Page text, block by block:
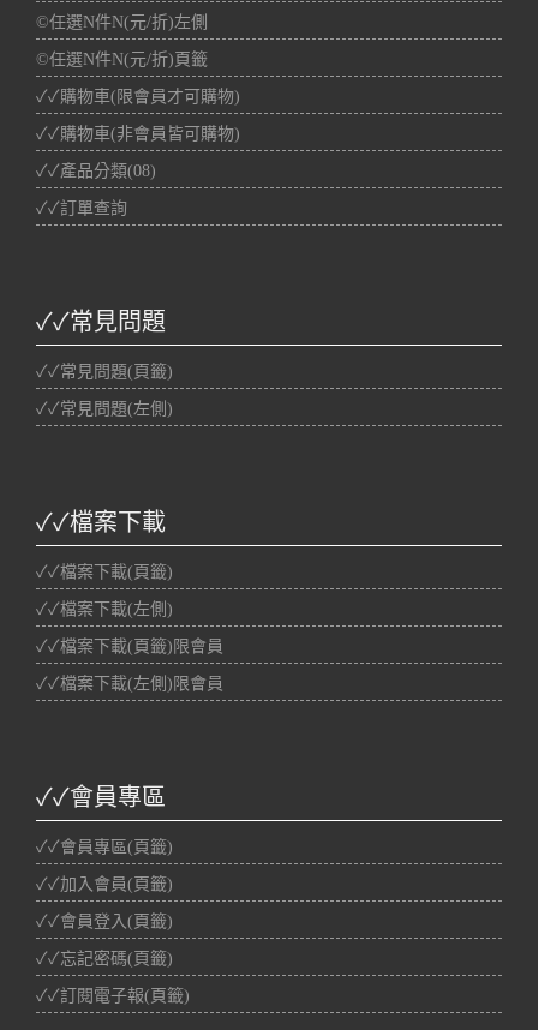
©任選N件N(元/折)左側
©任選N件N(元/折)頁籤
✓✓購物車(限會員才可購物)
✓✓購物車(非會員皆可購物)
✓✓產品分類(08)
✓✓訂單查詢
✓✓常見問題
✓✓常見問題(頁籤)
✓✓常見問題(左側)
✓✓檔案下載
✓✓檔案下載(頁籤)
✓✓檔案下載(左側)
✓✓檔案下載(頁籤)限會員
✓✓檔案下載(左側)限會員
✓✓會員專區
✓✓會員專區(頁籤)
✓✓加入會員(頁籤)
✓✓會員登入(頁籤)
✓✓忘記密碼(頁籤)
✓✓訂閱電子報(頁籤)